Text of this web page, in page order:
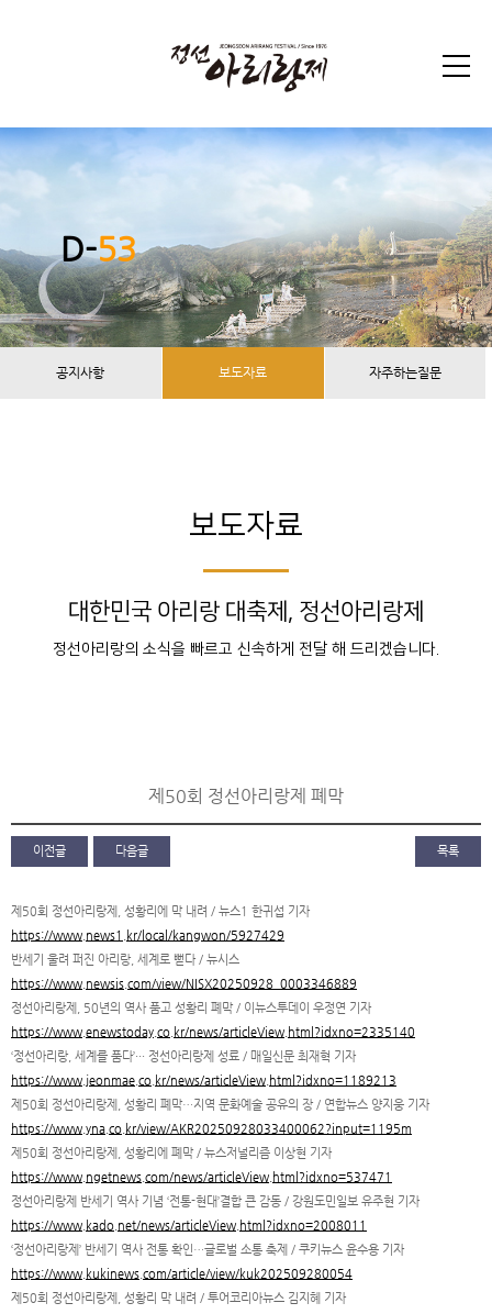
D-53
공지사항 보도자료 자주하는질문
보도자료
대한민국 아리랑 대축제, 정선아리랑제
정선아리랑의 소식을 빠르고 신속하게 전달 해 드리겠습니다.
제50회 정선아리랑제 폐막
이전글 다음글 목록
제50회 정선아리랑제, 성황리에 막 내려 / 뉴스1 한귀섭 기자
https://www.news1.kr/local/kangwon/5927429
반세기 울려 퍼진 아리랑, 세계로 뻗다 / 뉴시스
https://www.newsis.com/view/NISX20250928_0003346889
정선아리랑제, 50년의 역사 품고 성황리 폐막 / 이뉴스투데이 우정연 기자
https://www.enewstoday.co.kr/news/articleView.html?idxno=2335140
‘정선아리랑, 세계를 품다’··· 정선아리랑제 성료 / 매일신문 최재혁 기자
https://www.jeonmae.co.kr/news/articleView.html?idxno=1189213
제50회 정선아리랑제, 성황리 폐막…지역 문화예술 공유의 장 / 연합뉴스 양지웅 기자
https://www.yna.co.kr/view/AKR20250928033400062?input=1195m
제50회 정선아리랑제, 성황리에 폐막 / 뉴스저널리즘 이상현 기자
https://www.ngetnews.com/news/articleView.html?idxno=537471
정선아리랑제 반세기 역사 기념 ‘전통-현대’결합 큰 감동 / 강원도민일보 유주현 기자
https://www.kado.net/news/articleView.html?idxno=2008011
‘정선아리랑제’ 반세기 역사 전통 확인…글로벌 소통 축제 / 쿠키뉴스 윤수용 기자
https://www.kukinews.com/article/view/kuk202509280054
제50회 정선아리랑제, 성황리 막 내려 / 투어코리아뉴스 김지혜 기자